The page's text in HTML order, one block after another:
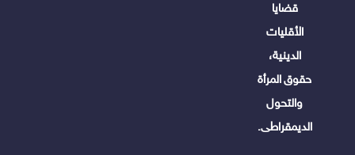
قضايا
الأقليات
الدينية،
حقوق المرأة
والتحول
الديمقراطى.